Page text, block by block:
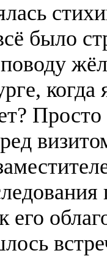
было
его